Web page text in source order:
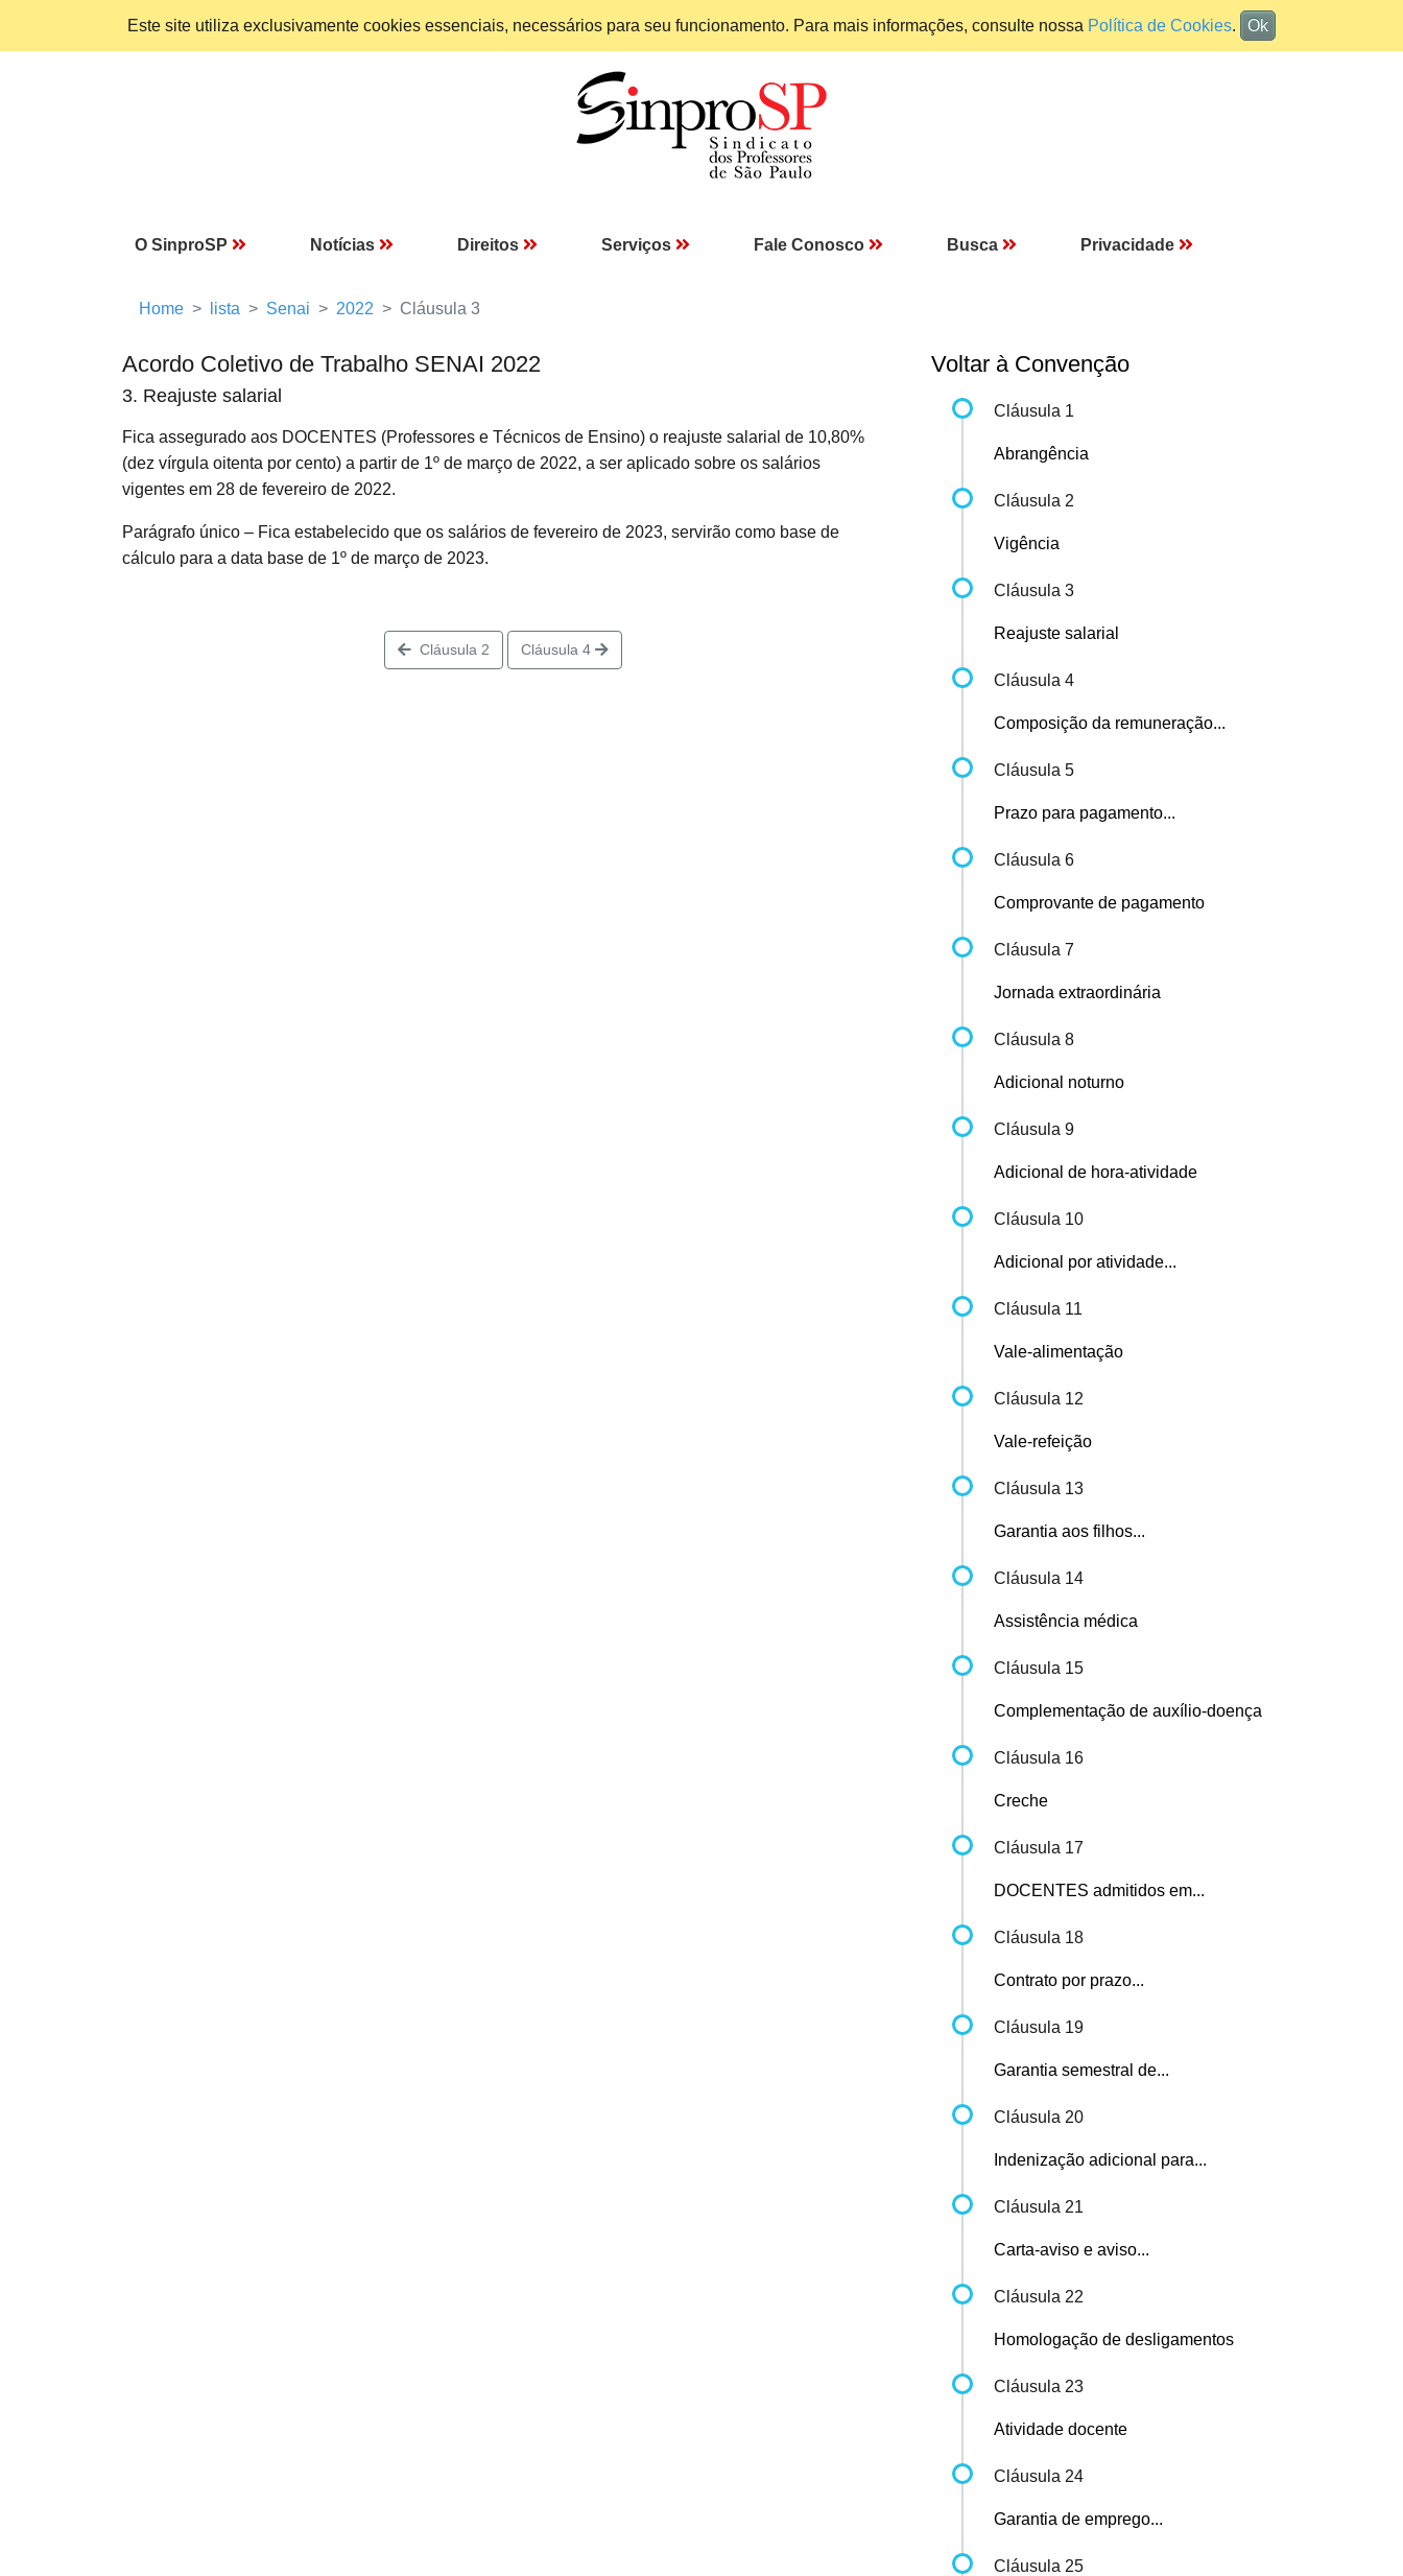
Este site utiliza exclusivamente cookies essenciais, necessários para seu funcionamento. Para mais informações, consulte nossa Política de Cookies. Ok
O SinproSP Notícias Direitos Serviços Fale Conosco Busca Privacidade
Home lista Senai 2022 Cláusula 3
Acordo Coletivo de Trabalho SENAI 2022
3. Reajuste salarial
Fica assegurado aos DOCENTES (Professores e Técnicos de Ensino) o reajuste salarial de 10,80%
(dez vírgula oitenta por cento) a partir de 1º de março de 2022, a ser aplicado sobre os salários
vigentes em 28 de fevereiro de 2022.
Parágrafo único – Fica estabelecido que os salários de fevereiro de 2023, servirão como base de
cálculo para a data base de 1º de março de 2023.
Cláusula 2 Cláusula 4
Voltar à Convenção
Cláusula 1
Abrangência
Cláusula 2
Vigência
Cláusula 3
Reajuste salarial
Cláusula 4
Composição da remuneração...
Cláusula 5
Prazo para pagamento...
Cláusula 6
Comprovante de pagamento
Cláusula 7
Jornada extraordinária
Cláusula 8
Adicional noturno
Cláusula 9
Adicional de hora-atividade
Cláusula 10
Adicional por atividade...
Cláusula 11
Vale-alimentação
Cláusula 12
Vale-refeição
Cláusula 13
Garantia aos filhos...
Cláusula 14
Assistência médica
Cláusula 15
Complementação de auxílio-doença
Cláusula 16
Creche
Cláusula 17
DOCENTES admitidos em...
Cláusula 18
Contrato por prazo...
Cláusula 19
Garantia semestral de...
Cláusula 20
Indenização adicional para...
Cláusula 21
Carta-aviso e aviso...
Cláusula 22
Homologação de desligamentos
Cláusula 23
Atividade docente
Cláusula 24
Garantia de emprego...
Cláusula 25